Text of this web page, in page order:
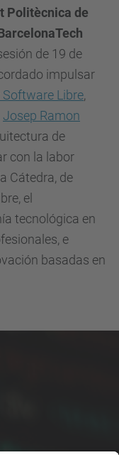
Politècnica de
de 19 de
impulsar
Software Libre,
Josep Ramon
de
con la labor
Cátedra, de
el
tecnológica en
e
basadas en